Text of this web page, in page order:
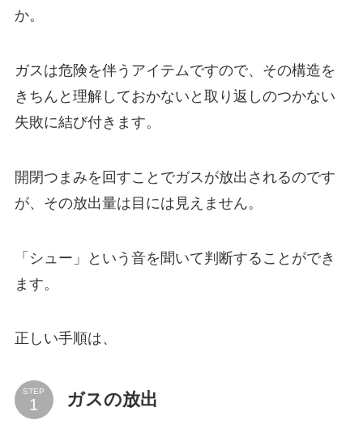
か。
ガスは危険を伴うアイテムですので、その構造を
きちんと理解しておかないと取り返しのつかない
失敗に結び付きます。
開閉つまみを回すことでガスが放出されるのです
が、その放出量は目には見えません。
「シュー」という音を聞いて判断することができ
ます。
正しい手順は、
STEP ガスの放出